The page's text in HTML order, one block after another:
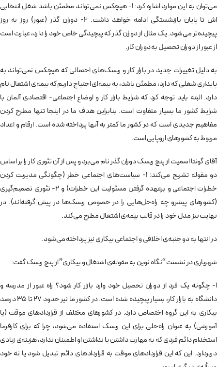
می­‌توان به این موارد اشاره کرد: 1- هیچ­کس نمی‌تواند مطمئن باشد شغل انتخابی­‌
اش تا پایان بازنشستگی ادامه خواهد داشت. 2- دوران گذر (عبور) روز به ­روز
پیچیده‌تر می‌شود. یک مثال از دوران گذر که پیچیدگی خاص خود را دارد، عبارت است
از عبور از دوران تحصیل به دوران کار.
به دلیل تغییرات جدید در بازار کار و ریسک­‌های احتمالی که هیچ­کس نمی‌­تواند به
پایداری شغلی که دارد، مطمئن باشد، به بیمه­‌ای احتیاج داریم که بیمه‌ی اشتغال نام
دارد. البته باید توجه کرد که شرایط بازار کار و اوضاع اجتماعی- اقتصادی آلمان با
شرایط کشور ما بسیار متفاوت است. بنابراین هدف ما در اینجا تنها مطرح کردن
مفاهیم جدیدی است که در کشور ما كمتر به آن­ها پرداخته شده است. ارقام و اعداد
مربوط به کشورهای اروپایی است.
آقای گونتا اسمیت از پنج ریسک دوران گذر نام می­‌برد و پس از آن تئوری کار را بر اساس
دو مقوله تشریح می­‌کند: 1- سیاست­‌های اجتماعی خطر (چگونگی مدیریت کردن
خطرات اجتماعی و برعهده گرفتن مسئولیت این خطرات) و 2- تئوری تصمیم­‌گیری
(کشورهای پیشرو چه راه­‌حل‌هایی را در خصوص ریسک‌ها در پیش گرفته­‌اند). در
نهایت نیز مدل خود را در قالب بیمه‌ی اشتغال مطرح می­‌کند.
در انتها به دو جنبه‌ی اخلاقی و اجتماعی بیکاری نیز پرداخته می‌­شود.
شهریاری در نشست “نگاه نوین به مقوله­‌ی اشتغال و بیکاری” از پنج ریسک گفت:
1- چگونه یک فرد از دوران تحصیل خود وارد بازار کار شود؟ راه عبور از مدرسه و
دانشگاه به بازار کار، بسیار پیچیده شده است. در کشور ما نیز حدود 27 تا 35 درصد
بیکاری به این گروه اختصاص دارد. در کشورهای مختلف از قراردادهای موقت (یا
آموزشی) به عنوان راه­‌حلی برای این ریسک استفاده می­‌شود، چرا که برای کارفرما
استخدام دائم فردی که به مهارت داشتن یا نداشتن او اطمینان ندارد، هزینه­‌ی زیادی
دربردارد. این که این قراردادهای موقت به قراردادهای دائم تبدیل شود یا نه خود